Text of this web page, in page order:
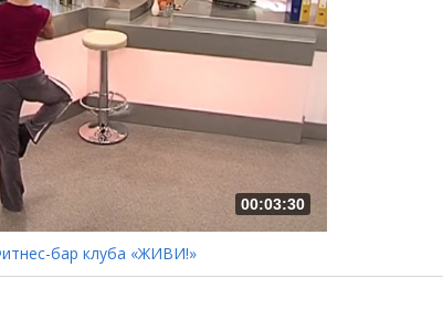
00:03:30
бар клуба «ЖИВИ!»